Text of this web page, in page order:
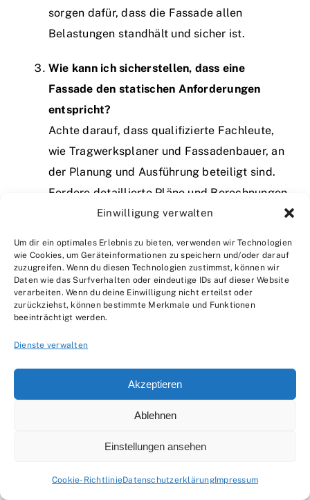
Einwilligung verwalten
Um dir ein optimales Erlebnis zu bieten, verwenden wir Technologien
wie Cookies, um Geräteinformationen zu speichern und/oder darauf
zuzugreifen. Wenn du diesen Technologien zustimmst, können wir
Daten wie das Surfverhalten oder eindeutige IDs auf dieser Website
verarbeiten. Wenn du deine Einwilligung nicht erteilst oder
zurückziehst, können bestimmte Merkmale und Funktionen
beeinträchtigt werden.
Dienste verwalten
Akzeptieren
Ablehnen
Einstellungen ansehen
Cookie-RichtlinieDatenschutzerklärungImpressum
sorgen dafür, dass die Fassade allen
Belastungen standhält und sicher ist.
Wie kann ich sicherstellen, dass eine
Fassade den statischen Anforderungen
entspricht?
Achte darauf, dass qualifizierte Fachleute,
wie Tragwerksplaner und Fassadenbauer, an
der Planung und Ausführung beteiligt sind.
Fordere detaillierte Pläne und Berechnungen
an und lasse die Ausführung durch
Stichprobenprüfungen überwachen.
Was sind die häufigsten Fehler bei der
statischen Planung von Fassaden?
Datenerhebung, falsche Lastannahmen,
unzureichende Berücksichtigung von
Wärmeausdehnung und -kontraktion sowie
mangelnde Qualitätskontrolle während der